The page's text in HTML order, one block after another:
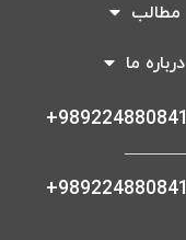
مطالب
درباره ما
989224880841+
989224880841+